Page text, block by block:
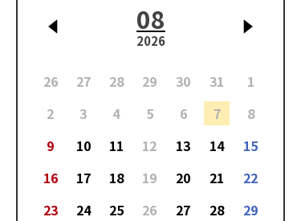
08
2026
26 27 28 29 30 31
1
2
3 4 5 6 7
8
9
10 11 12 13 14
15
16
17 18 19 20 21
22
23
24 25 26 27 28
29